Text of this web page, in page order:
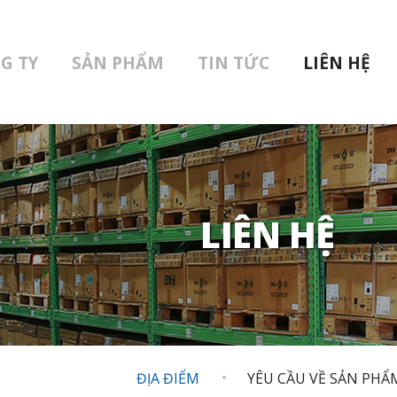
TY SẢN PHẨM TIN TỨC LIÊN HỆ
LIÊN HỆ
ĐỊA ĐIỂM YÊU CẦU VỀ SẢN